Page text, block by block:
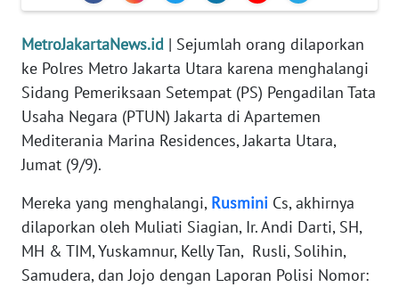
MetroJakartaNews.id | Sejumlah orang dilaporkan
ke Polres Metro Jakarta Utara karena menghalangi
Sidang Pemeriksaan Setempat (PS) Pengadilan Tata
Usaha Negara (PTUN) Jakarta di Apartemen
Mediterania Marina Residences, Jakarta Utara,
Jumat (9/9).
Mereka yang menghalangi, Rusmini Cs, akhirnya
dilaporkan oleh Muliati Siagian, Ir. Andi Darti, SH,
MH & TIM, Yuskamnur, Kelly Tan, Rusli, Solihin,
Samudera, dan Jojo dengan Laporan Polisi Nomor:
Wahana
Regional
WN
SUMUT
JAKARTA
WN
JABAR